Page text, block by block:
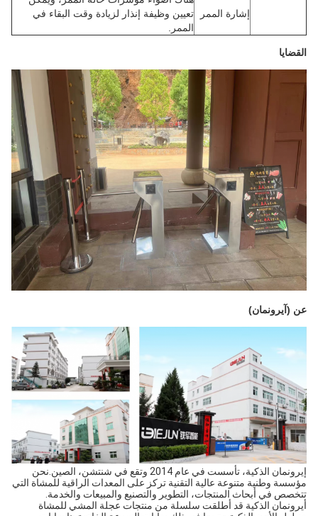
إشارة الممر
تعيين وظيفة إنذار لزيادة وقت البقاء في
الممر.
القضايا
عن (آيرونمان)
إيرونمان الذكية، تأسست في عام 2014 وتقع في شنتشن، الصين.نحن
مؤسسة وطنية متنوعة عالية التقنية تركز على المعدات الراقية للمشاة التي
تتخصص في أبحاث المنتجات، التطوير والتصنيع والمبيعات والخدمة.
أيرونمان الذكية قد أطلقت سلسلة من منتجات عجلة المشي للمشاة